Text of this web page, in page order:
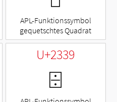
APL-Funktionssymbol
gequetschtes Quadrat
U+2339
⌹